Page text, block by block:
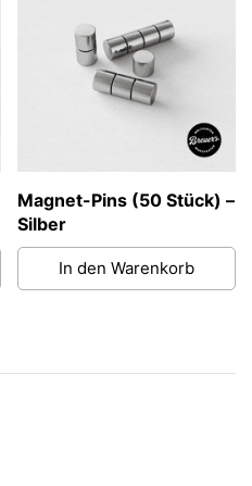
Magnet-Pins (50 Stück) –
Silber
In den Warenkorb